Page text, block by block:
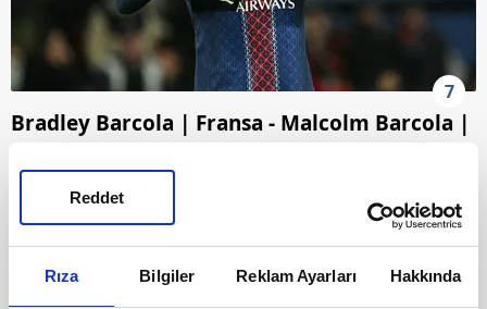
Rıza Bilgiler Reklam Ayarları Hakkında
Reddet
7
Bradley Barcola | Fransa - Malcolm Barcola |